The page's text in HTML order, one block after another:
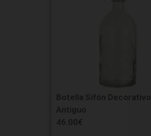
Botella Sifón Decorativo
Antiguo
46.00€